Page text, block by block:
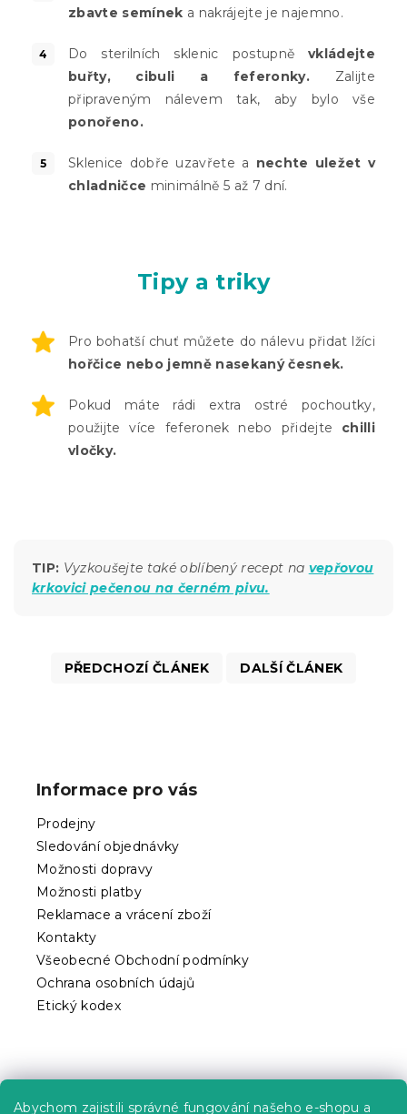
Abychom zajistili správné fungování našeho e-shopu a
zbavte semínek a nakrájejte je najemno.
Do sterilních sklenic postupně vkládejte
buřty, cibuli a feferonky. Zalijte
připraveným nálevem tak, aby bylo vše
ponořeno.
Sklenice dobře uzavřete a nechte uležet v
chladničce minimálně 5 až 7 dní.
Tipy a triky
Pro bohatší chuť můžete do nálevu přidat lžíci
hořčice nebo jemně nasekaný česnek.
Pokud máte rádi extra ostré pochoutky,
použijte více feferonek nebo přidejte chilli
vločky.
TIP: Vyzkoušejte také oblíbený recept na vepřovou
krkovici pečenou na černém pivu.
PŘEDCHOZÍ ČLÁNEK DALŠÍ ČLÁNEK
Informace pro vás
Prodejny
Sledování objednávky
Možnosti dopravy
Možnosti platby
Reklamace a vrácení zboží
Kontakty
Všeobecné Obchodní podmínky
Ochrana osobních údajů
Etický kodex